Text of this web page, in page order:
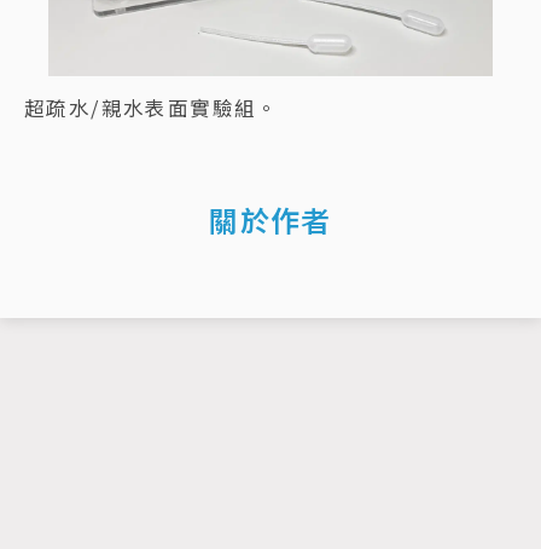
超疏水/親水表面實驗組。
關於作者